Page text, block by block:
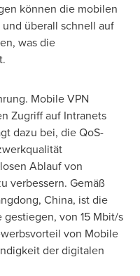
können die mobilen
überall schnell auf
was die
Mobile VPN
Zugriff auf Intranets
dazu bei, die QoS-
Ablauf von
verbessern. Gemäß
China, ist die
von 15 Mbit/s
von Mobile
der digitalen